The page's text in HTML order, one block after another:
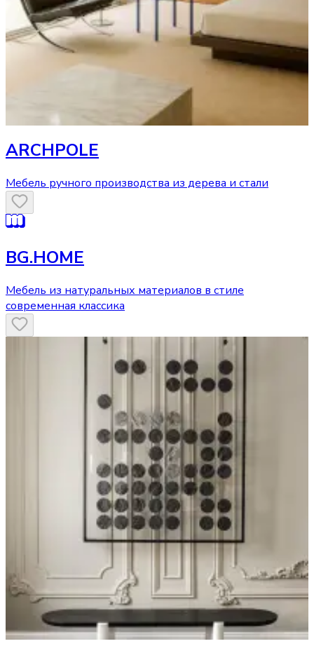
ARCHPOLE
Мебель ручного производства из дерева и стали
BG.HOME
Мебель из натуральных материалов в стиле
современная классика